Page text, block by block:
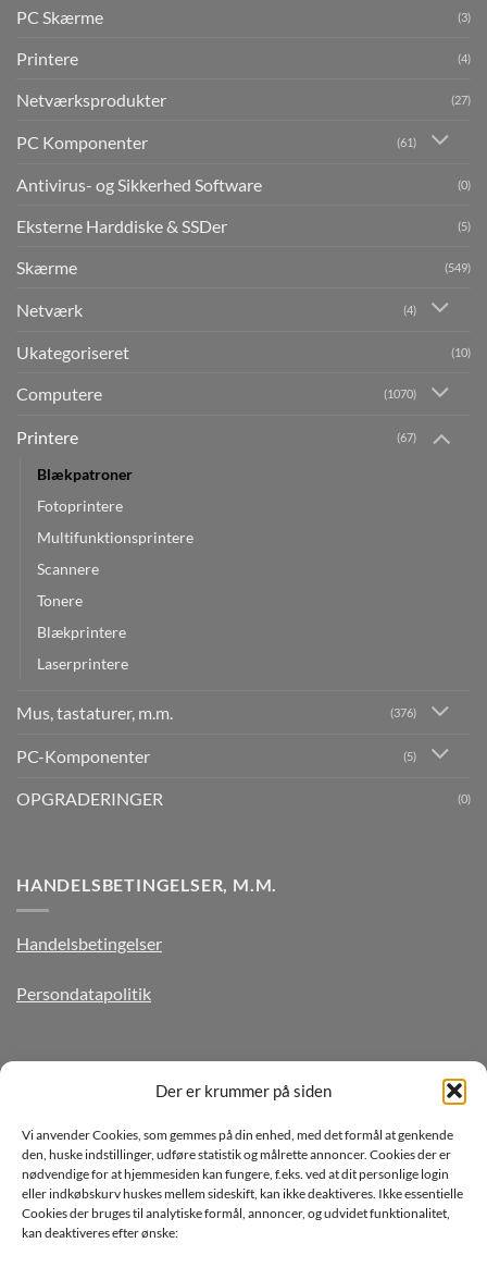
Der er krummer på siden
Vi anvender Cookies, som gemmes på din enhed, med det formål at genkende
den, huske indstillinger, udføre statistik og målrette annoncer. Cookies der er
nødvendige for at hjemmesiden kan fungere, f.eks. ved at dit personlige login
eller indkøbskurv huskes mellem sideskift, kan ikke deaktiveres. Ikke essentielle
Cookies der bruges til analytiske formål, annoncer, og udvidet funktionalitet,
kan deaktiveres efter ønske:
PC Skærme (3)
Printere (4)
Netværksprodukter (27)
PC Komponenter (61)
Antivirus- og Sikkerhed Software (0)
Eksterne Harddiske & SSDer (5)
Skærme (549)
Netværk (4)
Ukategoriseret (10)
Computere (1070)
Printere (67)
Blækpatroner
Fotoprintere
Multifunktionsprintere
Scannere
Tonere
Blækprintere
Laserprintere
Mus, tastaturer, m.m. (376)
PC-Komponenter (5)
OPGRADERINGER (0)
HANDELSBETINGELSER, M.M.
Handelsbetingelser
Persondatapolitik